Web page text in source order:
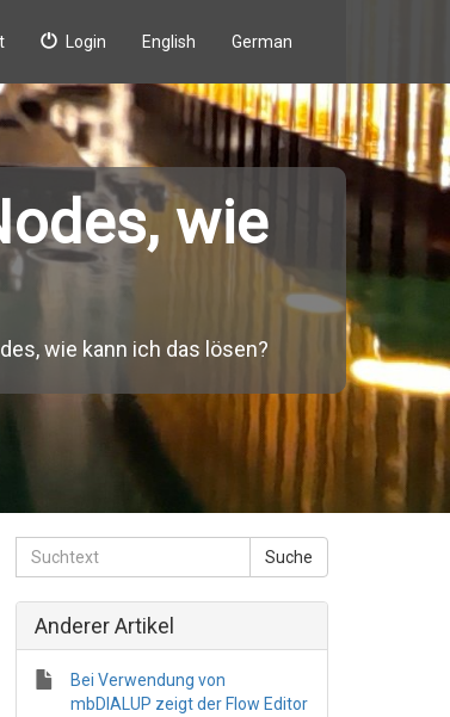
Login English German
wie
wie kann ich das lösen?
Anderer Artikel
Bei Verwendung von
mbDIALUP zeigt der Flow Editor